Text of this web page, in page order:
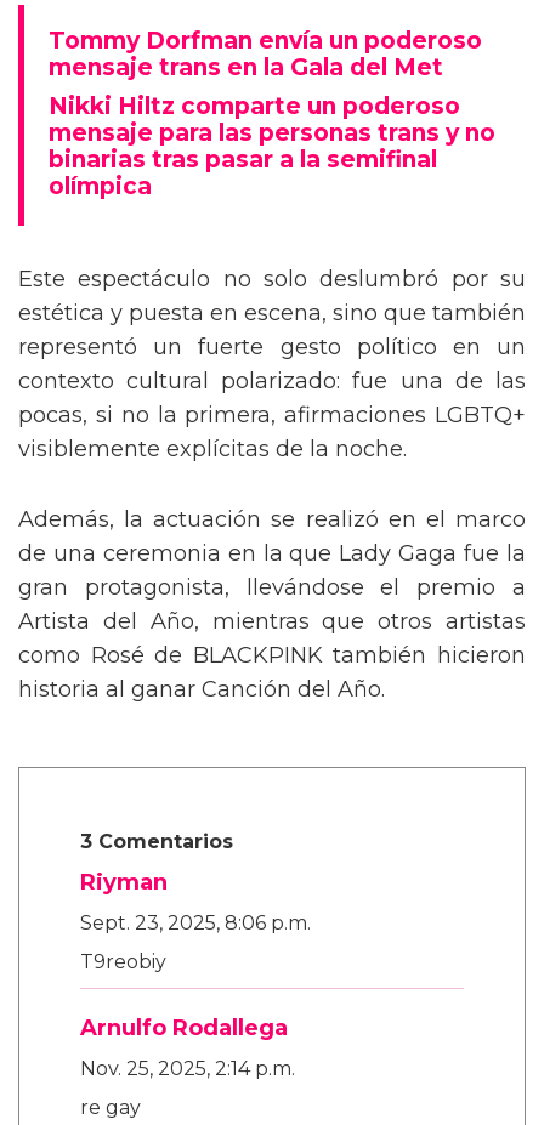
Tommy Dorfman envía un poderoso
mensaje trans en la Gala del Met
Nikki Hiltz comparte un poderoso
mensaje para las personas trans y no
binarias tras pasar a la semifinal
olímpica
Este espectáculo no solo deslumbró por su
estética y puesta en escena, sino que también
representó un fuerte gesto político en un
contexto cultural polarizado: fue una de las
pocas, si no la primera, afirmaciones LGBTQ+
visiblemente explícitas de la noche.
Además, la actuación se realizó en el marco
de una ceremonia en la que Lady Gaga fue la
gran protagonista, llevándose el premio a
Artista del Año, mientras que otros artistas
como Rosé de BLACKPINK también hicieron
historia al ganar Canción del Año.
3 Comentarios
Riyman
Sept. 23, 2025, 8:06 p.m.
T9reobiy
Arnulfo Rodallega
Nov. 25, 2025, 2:14 p.m.
re gay